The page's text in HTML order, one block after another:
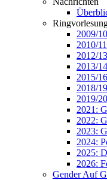
2009/
2010/
2012/
2013/
2015/
2018/
2019/
2021:
2022:
2023:
2024:
2025:
2026:
Gender Auf